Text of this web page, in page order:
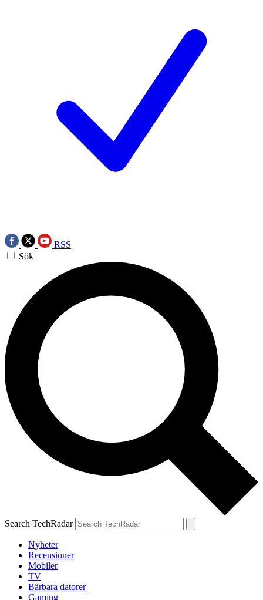
RSS
Sök
Search TechRadar
Nyheter
Recensioner
Mobiler
TV
Bärbara datorer
Gaming